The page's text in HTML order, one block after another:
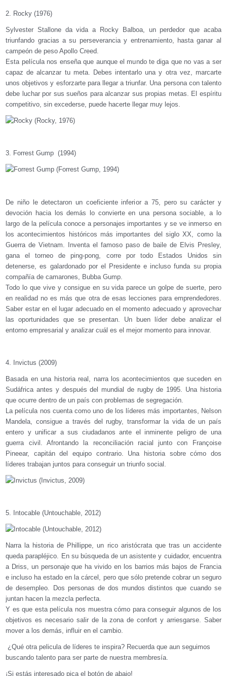
2. Rocky (1976)
Sylvester Stallone da vida a Rocky Balboa, un perdedor que acaba
triunfando gracias a su perseverancia y entrenamiento, hasta ganar al
campeón de peso Apollo Creed.
Esta película nos enseña que aunque el mundo te diga que no vas a ser
capaz de alcanzar tu meta. Debes intentarlo una y otra vez, marcarte
unos objetivos y esforzarte para llegar a triunfar. Una persona con talento
debe luchar por sus sueños para alcanzar sus propias metas. El espíritu
competitivo, sin excederse, puede hacerte llegar muy lejos.
3. Forrest Gump (1994)
De niño le detectaron un coeficiente inferior a 75, pero su carácter y
devoción hacia los demás lo convierte en una persona sociable, a lo
largo de la película conoce a personajes importantes y se ve inmerso en
los acontecimientos históricos más importantes del siglo XX, como la
Guerra de Vietnam. Inventa el famoso paso de baile de Elvis Presley,
gana el torneo de ping-pong, corre por todo Estados Unidos sin
detenerse, es galardonado por el Presidente e incluso funda su propia
compañía de camarones, Bubba Gump.
Todo lo que vive y consigue en su vida parece un golpe de suerte, pero
en realidad no es más que otra de esas lecciones para emprendedores.
Saber estar en el lugar adecuado en el momento adecuado y aprovechar
las oportunidades que se presentan. Un buen líder debe analizar el
entorno empresarial y analizar cuál es el mejor momento para innovar.
4. Invictus (2009)
Basada en una historia real, narra los acontecimientos que suceden en
Sudáfrica antes y después del mundial de rugby de 1995. Una historia
que ocurre dentro de un país con problemas de segregación.
La película nos cuenta como uno de los líderes más importantes, Nelson
Mandela, consigue a través del rugby, transformar la vida de un país
entero y unificar a sus ciudadanos ante el inminente peligro de una
guerra civil. Afrontando la reconciliación racial junto con Françoise
Pineear, capitán del equipo contrario. Una historia sobre cómo dos
líderes trabajan juntos para conseguir un triunfo social.
5. Intocable (Untouchable, 2012)
Narra la historia de Phillippe, un rico aristócrata que tras un accidente
queda parapléjico. En su búsqueda de un asistente y cuidador, encuentra
a Driss, un personaje que ha vivido en los barrios más bajos de Francia
e incluso ha estado en la cárcel, pero que sólo pretende cobrar un seguro
de desempleo. Dos personas de dos mundos distintos que cuando se
juntan hacen la mezcla perfecta.
Y es que esta película nos muestra cómo para conseguir algunos de los
objetivos es necesario salir de la zona de confort y arriesgarse. Saber
mover a los demás, influir en el cambio.
¿Qué otra pelicula de líderes te inspira? Recuerda que aun seguimos
buscando talento para ser parte de nuestra membresía.
¡Si estás interesado pica el botón de abajo!